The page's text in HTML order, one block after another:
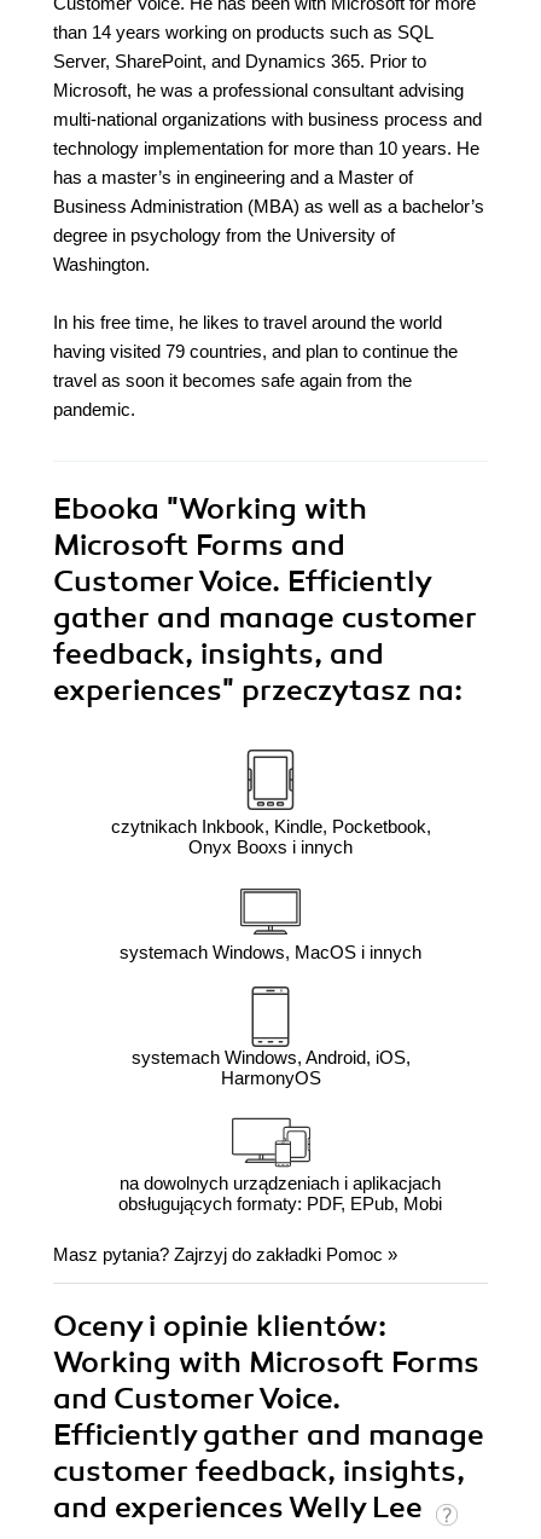
than 14 years working on products such as SQL
Server, SharePoint, and Dynamics 365. Prior to
Microsoft, he was a professional consultant advising
multi-national organizations with business process and
technology implementation for more than 10 years. He
has a master’s in engineering and a Master of
Business Administration (MBA) as well as a bachelor’s
degree in psychology from the University of
Washington.
In his free time, he likes to travel around the world
having visited 79 countries, and plan to continue the
travel as soon it becomes safe again from the
pandemic.
Ebooka "Working with
Microsoft Forms and
Customer Voice. Efficiently
gather and manage customer
feedback, insights, and
experiences" przeczytasz na:
czytnikach Inkbook, Kindle, Pocketbook,
Onyx Booxs i innych
systemach Windows, MacOS i innych
systemach Windows, Android, iOS,
HarmonyOS
na dowolnych urządzeniach i aplikacjach
obsługujących formaty: PDF, EPub, Mobi
Masz pytania? Zajrzyj do zakładki Pomoc »
Oceny i opinie klientów:
Working with Microsoft Forms
and Customer Voice.
Efficiently gather and manage
customer feedback, insights,
and experiences Welly Lee